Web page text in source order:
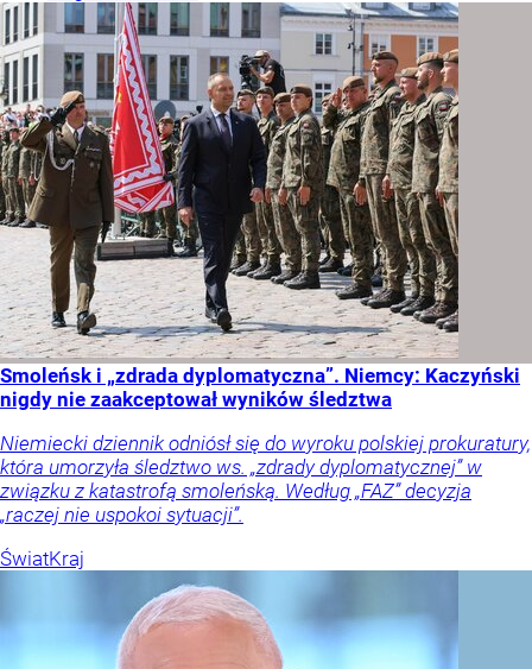
Smoleńsk i „zdrada dyplomatyczna”. Niemcy: Kaczyński
nigdy nie zaakceptował wyników śledztwa
Niemiecki dziennik odniósł się do wyroku polskiej prokuratury,
która umorzyła śledztwo ws. „zdrady dyplomatycznej” w
związku z katastrofą smoleńską. Według „FAZ” decyzja
„raczej nie uspokoi sytuacji”.
ŚwiatKraj